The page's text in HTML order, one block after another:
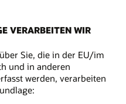
VERARBEITEN WIR
Sie, die in der EU/im
und in anderen
werden, verarbeiten